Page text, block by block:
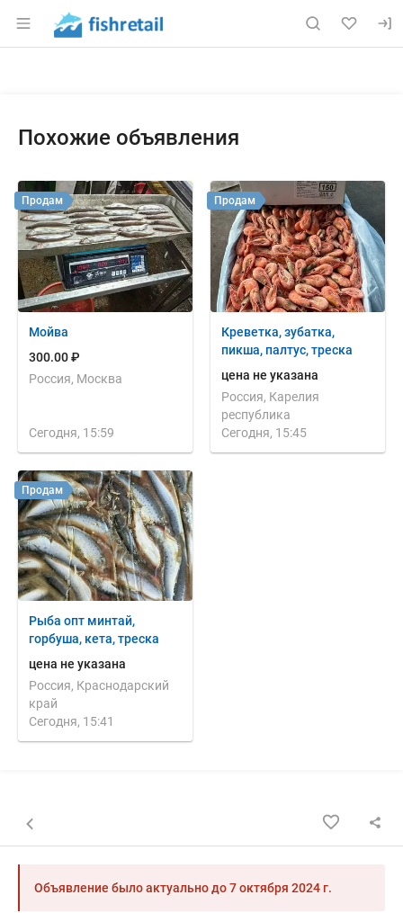
Раздел навигации по сайту fishretail.ru
Похожие объявления
Мойва
300.00 ₽
Россия, Москва
Сегодня, 15:59
Продам
Креветка, зубатка,
пикша, палтус, треска
цена не указана
Россия, Карелия
республика
Сегодня, 15:45
Продам
Рыба опт минтай,
горбуша, кета, треска
цена не указана
Россия, Краснодарский
край
Сегодня, 15:41
Продам
Назад к списку объявлений
Объявление было актуально до7 октября 2024 г.